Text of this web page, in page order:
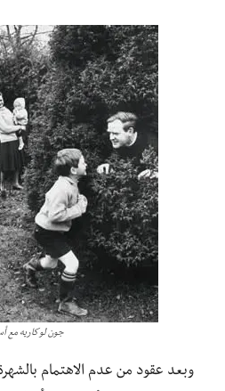
جون لو كاريه مع
وبعد عقود من عدم الاهتمام